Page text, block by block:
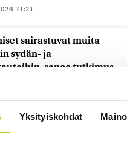
Yksityiskohdat
21:21
sairastuvat muita
sydän- ja
sanoo tutkimus
on tuhonnut yli
Wildberriesin